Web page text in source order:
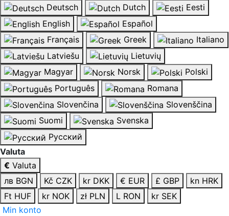
Deutsch
Dutch
Eesti
English
Español
Français
Greek
Italiano
Latviešu
Lietuvių
Magyar
Norsk
Polski
Português
Romana
Slovenčina
Slovenščina
Suomi
Svenska
Русский
Valuta
€ Valuta
лв BGN
Kč CZK kr DKK € EUR £ GBP
kn HRK
Ft HUF
kr NOK zł PLN L RON
kr SEK
Min konto